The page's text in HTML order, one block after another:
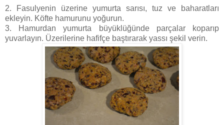
2. Fasulyenin üzerine yumurta sarısı, tuz ve baharatları
ekleyin. Köfte hamurunu yoğurun.
3. Hamurdan yumurta büyüklüğünde parçalar koparıp
yuvarlayın. Üzerilerine hafifçe baştırarak yassı şekil verin.